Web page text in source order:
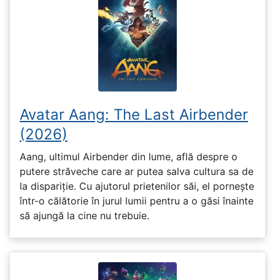
Avatar Aang: The Last Airbender
(2026)
Aang, ultimul Airbender din lume, află despre o
putere străveche care ar putea salva cultura sa de
la dispariție. Cu ajutorul prietenilor săi, el pornește
într-o călătorie în jurul lumii pentru a o găsi înainte
să ajungă la cine nu trebuie.